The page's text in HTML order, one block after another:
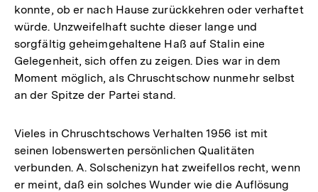
konnte, ob er nach Hause zurückkehren oder verhaftet
würde. Unzweifelhaft suchte dieser lange und
sorgfältig geheimgehaltene Haß auf Stalin eine
Gelegenheit, sich offen zu zeigen. Dies war in dem
Moment möglich, als Chruschtschow nunmehr selbst
an der Spitze der Partei stand.
Vieles in Chruschtschows Verhalten 1956 ist mit
seinen lobenswerten persönlichen Qualitäten
verbunden. A. Solschenizyn hat zweifellos recht, wenn
er meint, daß ein solches Wunder wie die Auflösung